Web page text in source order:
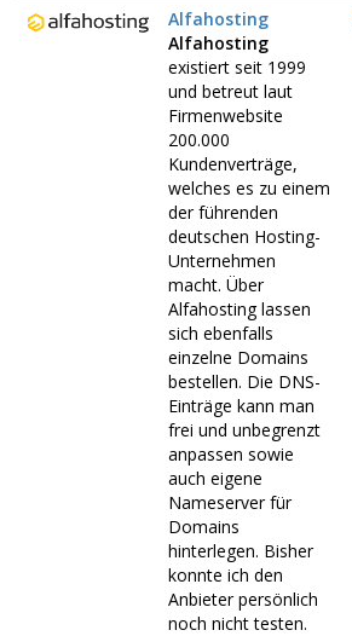
Alfahosting
Alfahosting
existiert seit 1999
und betreut laut
Firmenwebsite
200.000
Kundenverträge,
welches es zu einem
der führenden
deutschen Hosting-
Unternehmen
macht. Über
Alfahosting lassen
sich ebenfalls
einzelne Domains
bestellen. Die DNS-
Einträge kann man
frei und unbegrenzt
anpassen sowie
auch eigene
Nameserver für
Domains
hinterlegen. Bisher
konnte ich den
Anbieter persönlich
noch nicht testen.